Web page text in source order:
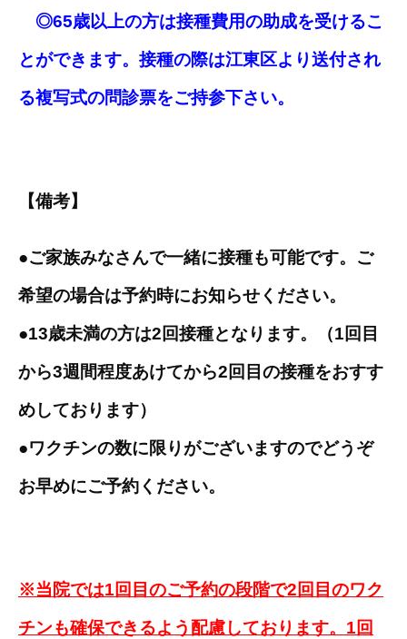
◎65歳以上の方は接種費用の助成を受けるこ
とができます。接種の際は江東区より送付され
る複写式の問診票をご持参下さい。
【備考】
●ご家族みなさんで一緒に接種も可能です。 ご
希望の場合は予約時にお知らせください。
●13歳未満の方は2回接種となります。
（1回目
から3週間程度あけてから2回目の接種をおすす
めしております）
●ワクチンの数に限りがございますのでどうぞ
お早めにご予約ください。
※当院では1回目のご予約の段階で2回目のワク
チンも確保できるよう配慮しております。1回